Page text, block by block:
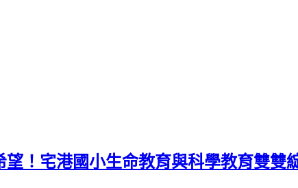
！宅港國小生命教育與科學教育雙雙